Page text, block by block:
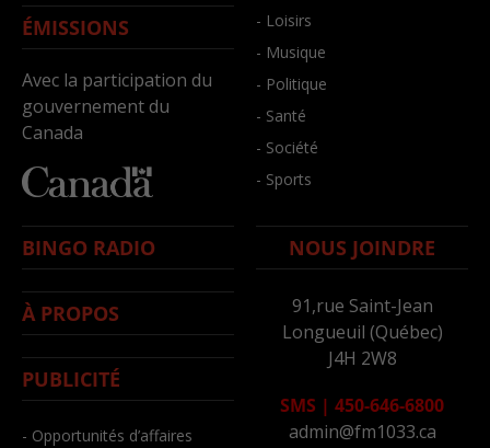
ÉMISSIONS
Avec la participation du
gouvernement du
Canada
- Loisirs
- Musique
- Politique
- Santé
- Société
- Sports
BINGO RADIO
À PROPOS
PUBLICITÉ
- Opportunités d’affaires
NOUS JOINDRE
91,rue Saint-Jean
Longueuil (Québec)
J4H 2W8
SMS | 450-646-6800
admin@fm1033.ca